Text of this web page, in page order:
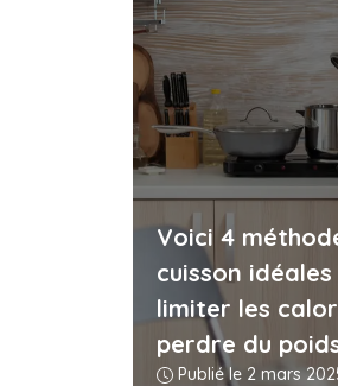
Voici 4
cuisson
limiter les
perdre du
Publié le 2 mars